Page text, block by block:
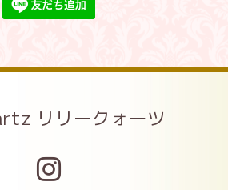
リリークォーツ